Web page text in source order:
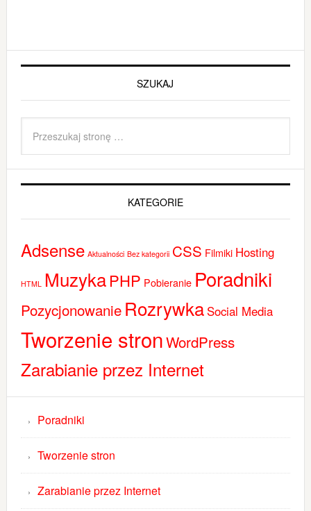
SZUKAJ
KATEGORIE
Adsense Aktualności Bez kategorii CSS Filmiki Hosting
HTML MuzykaPHP Pobieranie Poradniki
Pozycjonowanie Rozrywka Social Media
Tworzenie stronWordPress
Zarabianie przez Internet
Poradniki
Tworzenie stron
Zarabianie przez Internet